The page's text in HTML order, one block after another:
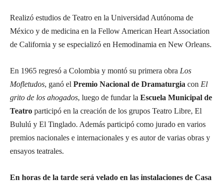
Realizó estudios de Teatro en la Universidad Autónoma de
México y de medicina en la Fellow American Heart Association
de California y se especializó en Hemodinamia en New Orleans.
En 1965 regresó a Colombia y montó su primera obra Los
Mofletudos, ganó el Premio Nacional de Dramaturgia con El
grito de los ahogados, luego de fundar la Escuela Municipal de
Teatro participó en la creación de los grupos Teatro Libre, El
Bululú y El Tinglado. Además participó como jurado en varios
premios nacionales e internacionales y es autor de varias obras y
ensayos teatrales.
En horas de la tarde será velado en las instalaciones de Casa